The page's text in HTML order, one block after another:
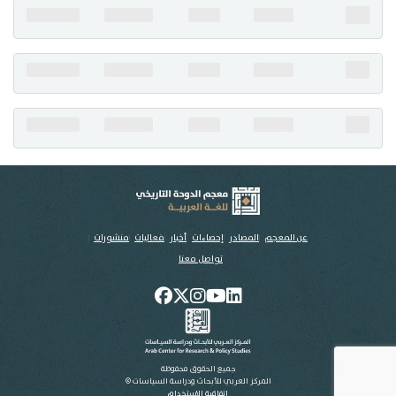
عن المعجم المصادر إحصاءات أخبار فعاليات منشورات
تواصل معنا
جميع الحقوق محفوظة
المركز العربي للأبحاث ودراسة السياسات ©